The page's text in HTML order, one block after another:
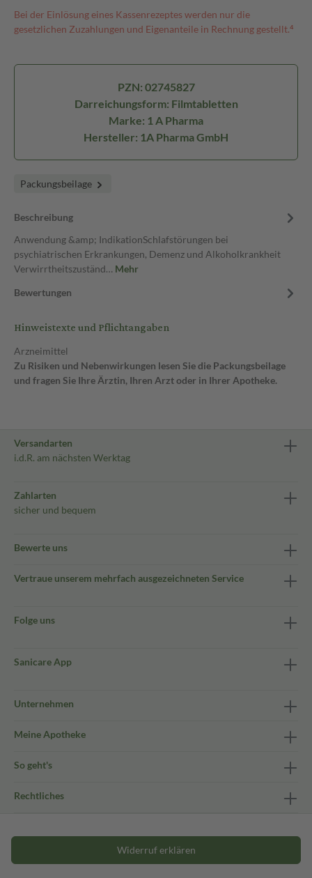
Bei der Einlösung eines Kassenrezeptes werden nur die
gesetzlichen Zuzahlungen und Eigenanteile in Rechnung gestellt.⁴
PZN: 02745827
Darreichungsform: Filmtabletten
Marke: 1 A Pharma
Hersteller: 1A Pharma GmbH
Packungsbeilage
Beschreibung
Anwendung &amp; IndikationSchlafstörungen bei
psychiatrischen Erkrankungen, Demenz und Alkoholkrankheit
Verwirrtheitszuständ… Mehr
Bewertungen
Hinweistexte und Pflichtangaben
Arzneimittel
Zu Risiken und Nebenwirkungen lesen Sie die Packungsbeilage
und fragen Sie Ihre Ärztin, Ihren Arzt oder in Ihrer Apotheke.
Versandarten
i.d.R. am nächsten Werktag
Zahlarten
sicher und bequem
Bewerte uns
Vertraue unserem mehrfach ausgezeichneten Service
Folge uns
Sanicare App
Unternehmen
Meine Apotheke
So geht's
Rechtliches
Widerruf erklären